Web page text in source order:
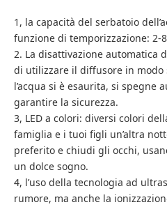
1, la capacità del serbatoio
funzione di temporizzazione: 2-
2. La disattivazione automatica
di utilizzare il diffusore in modo
l’acqua si è esaurita, si spegne
garantire la sicurezza.
3, LED a colori: diversi colori
famiglia e i tuoi figli un’altra
preferito e chiudi gli occhi,
un dolce sogno.
4, l’uso della tecnologia ad
rumore, ma anche la